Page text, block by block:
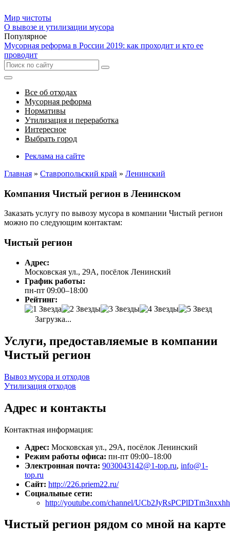
Мир чистоты
О вывозе и утилизации мусора
Популярное
Мусорная реформа в России 2019: как проходит и кто ее
проводит
Все об отходах
Мусорная реформа
Нормативы
Утилизация и переработка
Интересное
Выбрать город
Реклама на сайте
Главная » Ставропольский край » Ленинский
Компания Чистый регион в Ленинском
Заказать услугу по вывозу мусора в компании Чистый регион
можно по следующим контактам:
Чистый регион
Адрес:
Московская ул., 29А, посёлок Ленинский
График работы:
пн-пт 09:00–18:00
Рейтинг:
Загрузка...
Услуги, предоставляемые в компании
Чистый регион
Вывоз мусора и отходов
Утилизация отходов
Адрес и контакты
Контактная информация:
Адрес: Московская ул., 29А, посёлок Ленинский
Режим работы офиса: пн-пт 09:00–18:00
Электронная почта: 9030043142@1-top.ru, info@1-
top.ru
Сайт: http://226.priem22.ru/
Социальные сети:
http://youtube.com/channel/
Чистый регион рядом со мной на карте